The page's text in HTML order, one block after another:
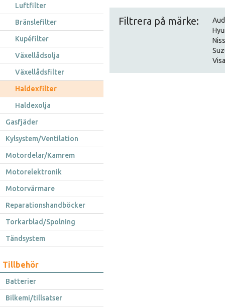
Luftfilter
Bränslefilter
Kupéfilter
Växellådsolja
Växellådsfilter
Haldexfilter
Haldexolja
Gasfjäder
Kylsystem/Ventilation
Motordelar/Kamrem
Motorelektronik
Motorvärmare
Reparationshandböcker
Torkarblad/Spolning
Tändsystem
Tillbehör
Batterier
Bilkemi/tillsatser
Filtrera på märke: